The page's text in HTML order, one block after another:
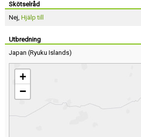
Skötselråd
Nej, Hjälp till
Utbredning
Japan (Ryuku Islands)
+
−